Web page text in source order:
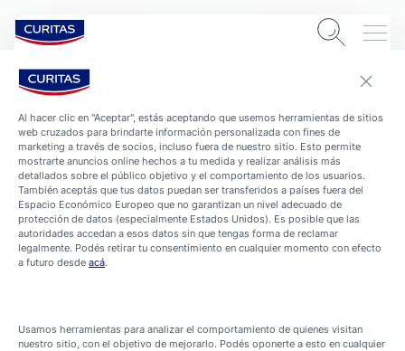
Explora nuestras políticas
de privacidad Curitas®
Beiersdorf AG ("Beiersdorf") es consciente que la
protección y manejo confidencial de los datos personales
Al hacer clic en "Aceptar", estás aceptando que usemos herramientas de sitios
web cruzados para brindarte información personalizada con fines de
marketing a través de socios, incluso fuera de nuestro sitio. Esto permite
mostrarte anuncios online hechos a tu medida y realizar análisis más
detallados sobre el público objetivo y el comportamiento de los usuarios.
También aceptás que tus datos puedan ser transferidos a países fuera del
Espacio Económico Europeo que no garantizan un nivel adecuado de
protección de datos (especialmente Estados Unidos). Es posible que las
autoridades accedan a esos datos sin que tengas forma de reclamar
legalmente. Podés retirar tu consentimiento en cualquier momento con efecto
a futuro desde acá.
Usamos herramientas para analizar el comportamiento de quienes visitan
nuestro sitio, con el objetivo de mejorarlo. Podés oponerte a esto en cualquier